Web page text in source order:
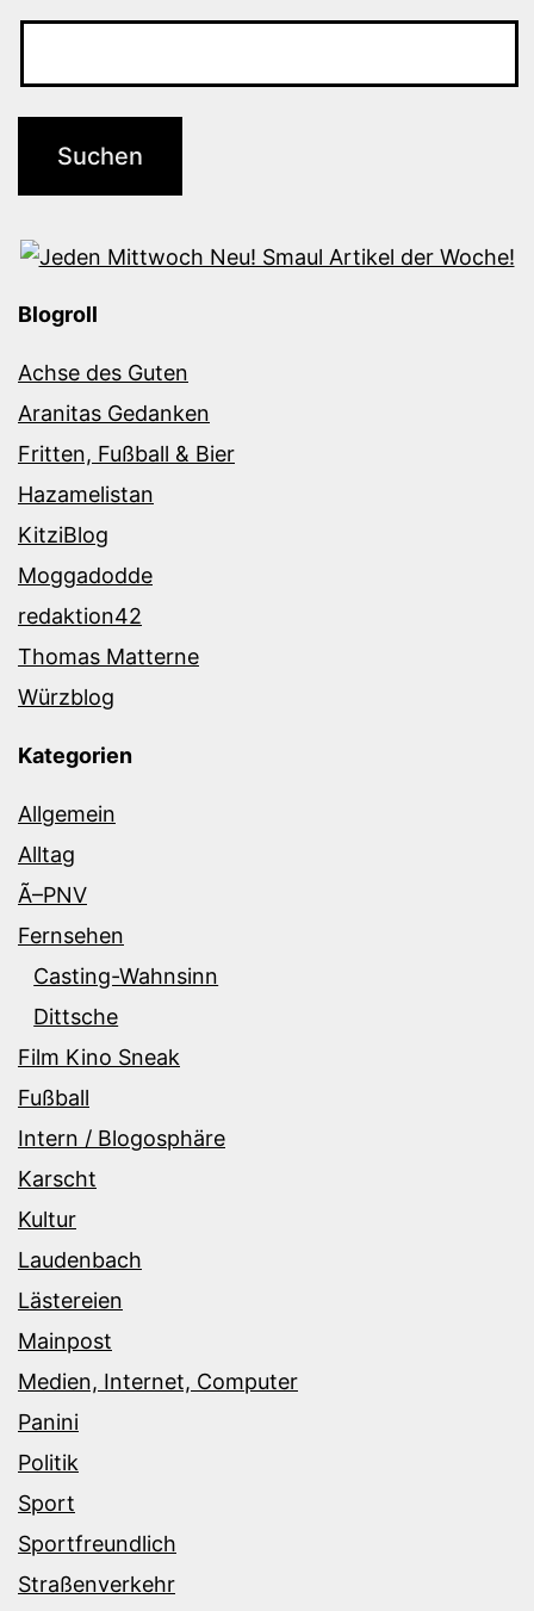
Blogroll
Achse des Guten
Aranitas Gedanken
Fritten, Fußball & Bier
Hazamelistan
KitziBlog
Moggadodde
redaktion42
Thomas Matterne
Würzblog
Kategorien
Allgemein
Alltag
Ã–PNV
Fernsehen
Casting-Wahnsinn
Dittsche
Film Kino Sneak
Fußball
Intern / Blogosphäre
Karscht
Kultur
Laudenbach
Lästereien
Mainpost
Medien, Internet, Computer
Panini
Politik
Sport
Sportfreundlich
Straßenverkehr